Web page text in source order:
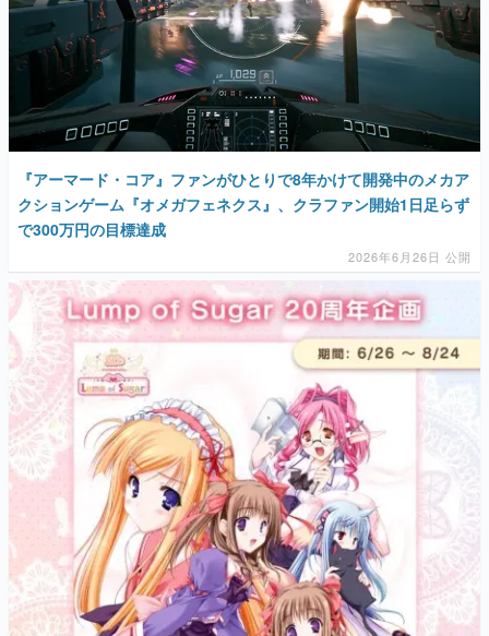
『アーマード・コア』ファンがひとりで8年かけて開発中のメカア
クションゲーム『オメガフェネクス』、クラファン開始1日足らず
で300万円の目標達成
2026年6月26日 公開